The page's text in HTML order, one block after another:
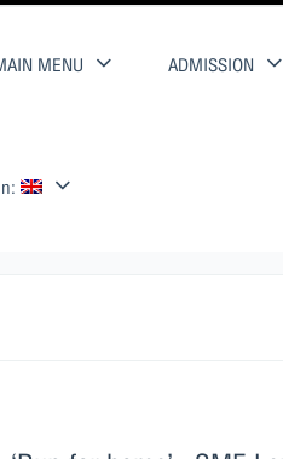
MENU ADMISSION
for home’ : SME